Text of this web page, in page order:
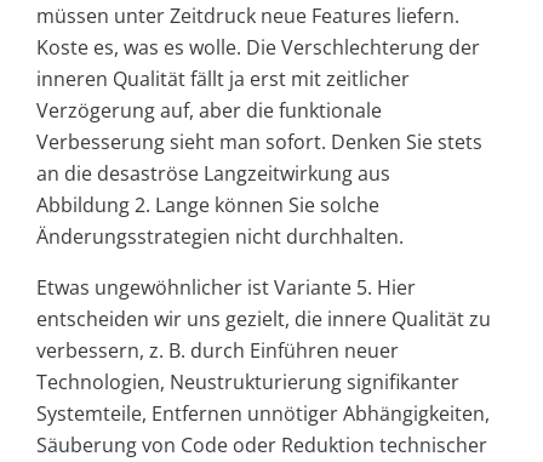
müssen unter Zeitdruck neue Features liefern.
Koste es, was es wolle. Die Verschlechterung der
inneren Qualität fällt ja erst mit zeitlicher
Verzögerung auf, aber die funktionale
Verbesserung sieht man sofort. Denken Sie stets
an die desaströse Langzeitwirkung aus
Abbildung 2. Lange können Sie solche
Änderungsstrategien nicht durchhalten.
Etwas ungewöhnlicher ist Variante 5. Hier
entscheiden wir uns gezielt, die innere Qualität zu
verbessern, z. B. durch Einführen neuer
Technologien, Neustrukturierung signifikanter
Systemteile, Entfernen unnötiger Abhängigkeiten,
Säuberung von Code oder Reduktion technischer